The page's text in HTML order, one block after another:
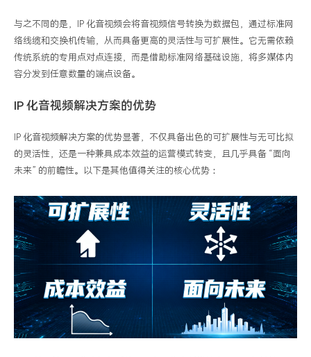
与之不同的是，IP 化音视频会将音视频信号转换为数据包，通过标准网
络线缆和交换机传输，从而具备更高的灵活性与可扩展性。它无需依赖
传统系统的专用点对点连接，而是借助标准网络基础设施，将多媒体内
容分发到任意数量的端点设备。
IP 化音视频解决方案的优势
IP 化音视频解决方案的优势显著，不仅具备出色的可扩展性与无可比拟
的灵活性，还是一种兼具成本效益的运营模式转变，且几乎具备 “面向
未来” 的前瞻性。以下是其他值得关注的核心优势：